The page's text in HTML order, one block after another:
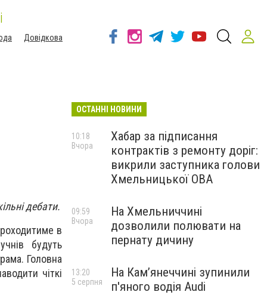
Довідкова
дебати.
в
будуть
Головна
чіткі
ОСТАННІ НОВИНИ
Хабар за підписання
контрактів з ремонту доріг:
викрили заступника голови
Хмельницької ОВА
10:18
Вчора
На Хмельниччині
дозволили полювати на
пернату дичину
09:59
Вчора
На Камʼянеччині зупинили
п'яного водія Audi
13:20
5 серпня